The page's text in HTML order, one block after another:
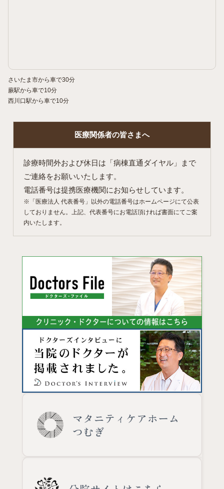
さいたま市から車で30分
蕨駅から車で10分
西川口駅から車で10分
医療関係者の皆さまへ
診療時間外および休日は「病棟直通ダイヤル」まで
ご連絡をお願いいたします。
電話番号は提携医療機関にお知らせしています。
※「医療法人 代表番号」以外の電話番号はホームページにて公表
しておりません。上記、代表番号にお電話頂ければ書面にてご案
内いたします。